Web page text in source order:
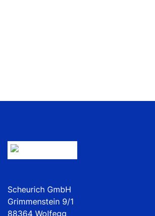
Scheurich GmbH
Grimmenstein 9/1
88364 Wolfegg